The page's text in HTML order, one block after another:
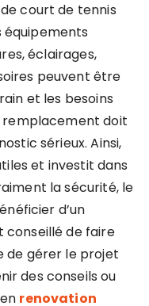
court de tennis
éclairages,
peuvent être
et les besoins
remplacement doit
sérieux. Ainsi,
et investit dans
la sécurité, le
d’un
conseillé de faire
de gérer le projet
des conseils ou
renovation